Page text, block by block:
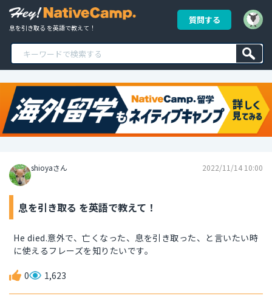
息を引き取る を英語で教えて！
質問する
shioyaさん 2022/11/14 10:00
息を引き取る を英語で教えて！
He died.意外で、亡くなった、息を引き取った、と言いたい時
に使えるフレーズを知りたいです。
0 1,623